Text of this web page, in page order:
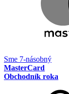
Sme 7-násobný
MasterCard
Obchodník roka